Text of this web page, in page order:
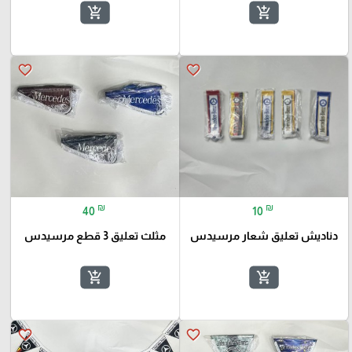
add_shopping_cart
add_shopping_cart
favorite_border
10 ₪
دناديش تعليق شعار مرسيدس
add_shopping_cart
favorite_border
40 ₪
مثلث تعليق 3 قطع مرسيدس
add_shopping_cart
favorite_border
favorite_border